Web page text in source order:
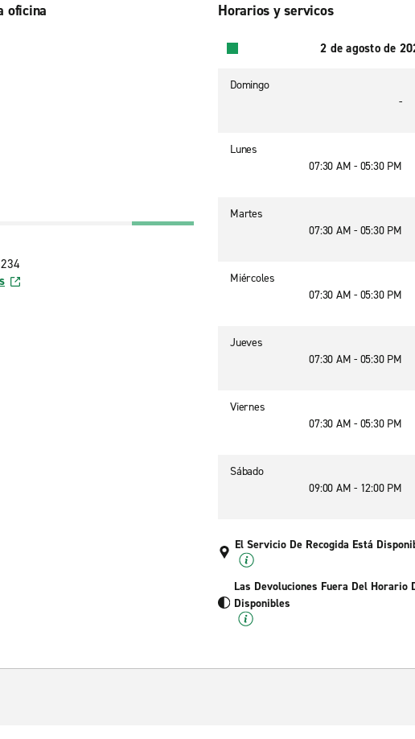
oficina Horarios y servicos
2 de agosto de
Domingo
-
Lunes
07:30 AM - 05:30 PM
Martes
07:30 AM - 05:30 PM
Miércoles
07:30 AM - 05:30 PM
Jueves
07:30 AM - 05:30 PM
Viernes
07:30 AM - 05:30 PM
Sábado
09:00 AM - 12:00 PM
El Servicio De Recogida Está
Las Devoluciones Fuera Del Horario
Disponibles